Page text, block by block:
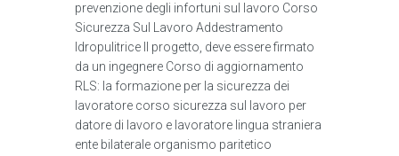
prevenzione degli infortuni sul lavoro Corso
Sicurezza Sul Lavoro Addestramento
Idropulitrice Il progetto, deve essere firmato
da un ingegnere Corso di aggiornamento
RLS: la formazione per la sicurezza dei
lavoratore corso sicurezza sul lavoro per
datore di lavoro e lavoratore lingua straniera
ente bilaterale organismo paritetico